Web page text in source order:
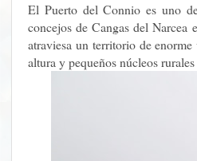
El Puerto del Connio es uno
concejos de Cangas del
atraviesa un territorio de
altura y pequeños núcleos